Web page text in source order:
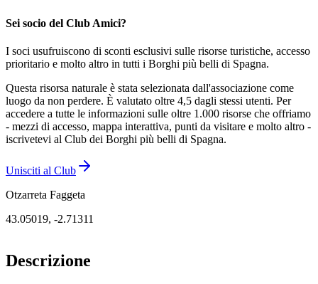
Sei socio del Club Amici?
I soci usufruiscono di sconti esclusivi sulle risorse turistiche, accesso
prioritario e molto altro in tutti i Borghi più belli di Spagna.
Questa risorsa naturale è stata selezionata dall'associazione come
luogo da non perdere. È valutato oltre 4,5 dagli stessi utenti. Per
accedere a tutte le informazioni sulle oltre 1.000 risorse che offriamo
- mezzi di accesso, mappa interattiva, punti da visitare e molto altro -
iscrivetevi al Club dei Borghi più belli di Spagna.
Unisciti al Club
Otzarreta Faggeta
43.05019, -2.71311
Descrizione